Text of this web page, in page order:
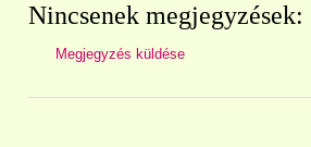
Nincsenek megjegyzések:
Megjegyzés küldése